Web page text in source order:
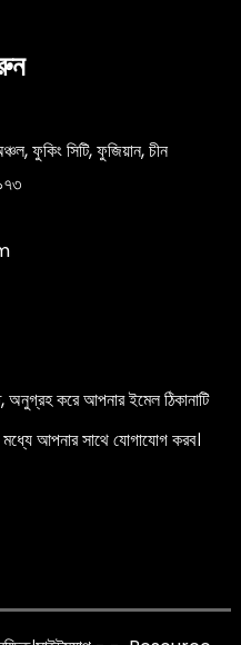
ফুকিং সিটি, ফুজিয়ান, চীন
অনুগ্রহ করে আপনার ইমেল ঠিকানাটি
মধ্যে আপনার সাথে যোগাযোগ করব।